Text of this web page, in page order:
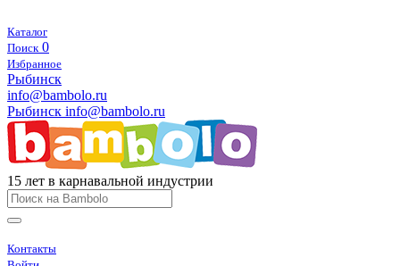
Каталог
Поиск 0
Избранное
Рыбинск
info@bambolo.ru
Рыбинск info@bambolo.ru
15 лет в карнавальной индустрии
Контакты